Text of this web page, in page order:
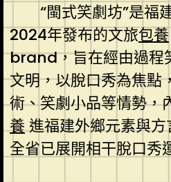
“閩式笑劇坊”是福
2024年發布的文旅包養
brand，旨在經由過程
文明，以脫口秀為焦點
術、笑劇小品等情勢，
養進福建外鄉元素與方
全省已展開相干脫口秀